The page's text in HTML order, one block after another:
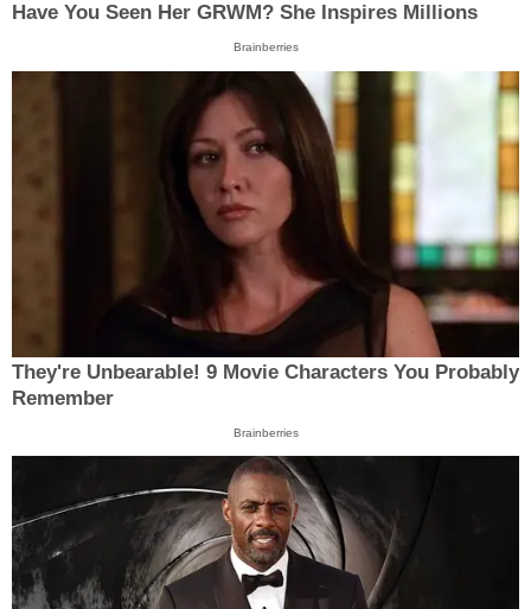
Have You Seen Her GRWM? She Inspires Millions
Brainberries
They're Unbearable! 9 Movie Characters You Probably
Remember
Brainberries